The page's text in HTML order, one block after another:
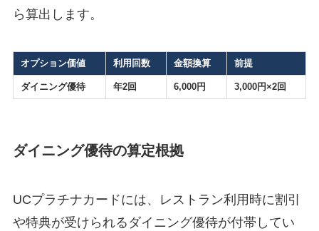
ら算出します。
オプション価値 利用回数 金額換算 前提
ダイニング優待 年2回 6,000円 3,000円×2回
ダイニング優待の算定根拠
UCプラチナカードには、レストラン利用時に割引
や特典が受けられるダイニング優待が付帯してい